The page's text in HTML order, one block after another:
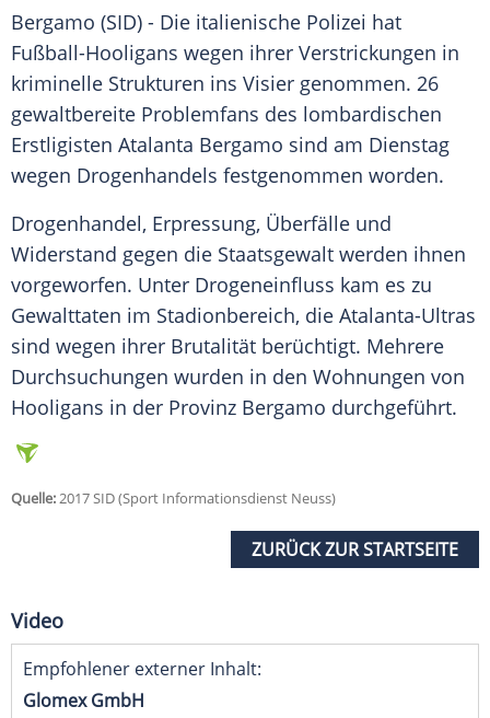
Bergamo (SID) - Die italienische Polizei hat
Fußball-Hooligans wegen ihrer Verstrickungen in
kriminelle Strukturen ins Visier genommen. 26
gewaltbereite Problemfans des lombardischen
Erstligisten Atalanta Bergamo sind am Dienstag
wegen Drogenhandels festgenommen worden.
Drogenhandel, Erpressung, Überfälle und
Widerstand gegen die Staatsgewalt werden ihnen
vorgeworfen. Unter Drogeneinfluss kam es zu
Gewalttaten im Stadionbereich, die Atalanta-Ultras
sind wegen ihrer Brutalität berüchtigt. Mehrere
Durchsuchungen wurden in den Wohnungen von
Hooligans in der Provinz Bergamo durchgeführt.
Quelle:2017 SID (Sport Informationsdienst Neuss)
ZURÜCK ZUR STARTSEITE
Video
Empfohlener externer Inhalt:
Glomex GmbH